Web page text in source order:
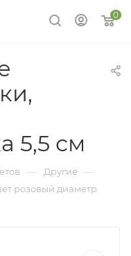
0
5,5 см
— Другие —
розовый диаметр